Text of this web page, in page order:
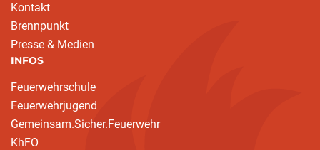
Kontakt
Brennpunkt
Presse & Medien
INFOS
Feuerwehrschule
Feuerwehrjugend
Gemeinsam.Sicher.Feuerwehr
KhFO